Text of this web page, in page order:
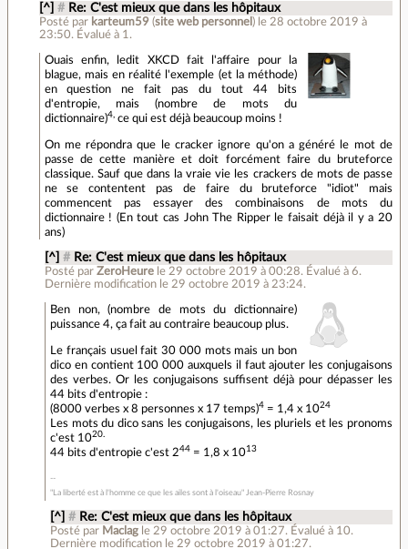
[^] # Re: C'est mieux que dans les hôpitaux
Posté par karteum59(site web personnel ) le 28 octobre 2019 à
23:50. Évalué à 1 .
Ouais enfin, ledit XKCD fait l'affaire pour la
blague, mais en réalité l'exemple (et la méthode)
en question ne fait pas du tout 44 bits
d'entropie, mais (nombre de mots du
dictionnaire)4,ce qui est déjà beaucoup moins !
On me répondra que le cracker ignore qu'on a généré le mot de
passe de cette manière et doit forcément faire du bruteforce
classique. Sauf que dans la vraie vie les crackers de mots de passe
ne se contentent pas de faire du bruteforce "idiot" mais
commencent pas essayer des combinaisons de mots du
dictionnaire ! (En tout cas John The Ripper le faisait déjà il y a 20
ans)
[^] # Re: C'est mieux que dans les hôpitaux
Posté par ZeroHeure le 29 octobre 2019 à 00:28. Évalué à 6.
Dernière modification le 29 octobre 2019 à 23:24.
Ben non, (nombre de mots du dictionnaire)
puissance 4, ça fait au contraire beaucoup plus.
Le français usuel fait 30 000 mots mais un bon
dico en contient 100 000 auxquels il faut ajouter les conjugaisons
des verbes. Or les conjugaisons suffisent déjà pour dépasser les
44 bits d'entropie :
(8000 verbes x 8 personnes x 17 temps)4= 1,4 x 1024
Les mots du dico sans les conjugaisons, les pluriels et les pronoms
c'est 1020.
44 bits d'entropie c'est 244= 1,8 x 1013
"La liberté est à l'homme ce que les ailes sont à l'oiseau" Jean-Pierre Rosnay
[^] # Re: C'est mieux que dans les hôpitaux
Posté par Maclag le 29 octobre 2019 à 01:27. Évalué à 10.
Dernière modification le 29 octobre 2019 à 01:27.